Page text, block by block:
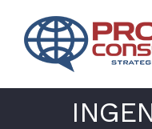
contenido